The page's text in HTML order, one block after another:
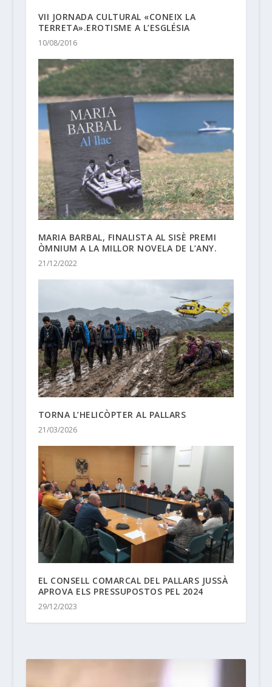
VII JORNADA CULTURAL «CONEIX LA
TERRETA».EROTISME A L’ESGLÉSIA
10/08/2016
MARIA BARBAL, FINALISTA AL SISÈ PREMI
ÒMNIUM A LA MILLOR NOVELA DE L’ANY.
21/12/2022
TORNA L’HELICÒPTER AL PALLARS
21/03/2026
EL CONSELL COMARCAL DEL PALLARS JUSSÀ
APROVA ELS PRESSUPOSTOS PEL 2024
29/12/2023